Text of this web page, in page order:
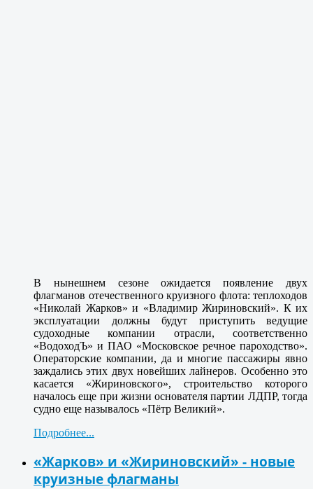
В нынешнем сезоне ожидается появление двух
флагманов отечественного круизного флота: теплоходов
«Николай Жарков» и «Владимир Жириновский». К их
эксплуатации должны будут приступить ведущие
судоходные компании отрасли, соответственно
«ВодоходЪ» и ПАО «Московское речное пароходство».
Операторские компании, да и многие пассажиры явно
заждались этих двух новейших лайнеров. Особенно это
касается «Жириновского», строительство которого
началось еще при жизни основателя партии ЛДПР, тогда
судно еще называлось «Пётр Великий».
Подробнее...
«Жарков» и «Жириновский» - новые
круизные флагманы